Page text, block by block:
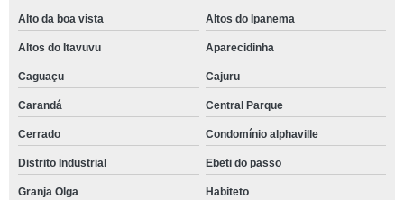
Alto da boa vista Altos do Ipanema
Altos do Itavuvu Aparecidinha
Caguaçu Cajuru
Carandá Central Parque
Cerrado Condomínio alphaville
Distrito Industrial Ebeti do passo
Granja Olga Habiteto